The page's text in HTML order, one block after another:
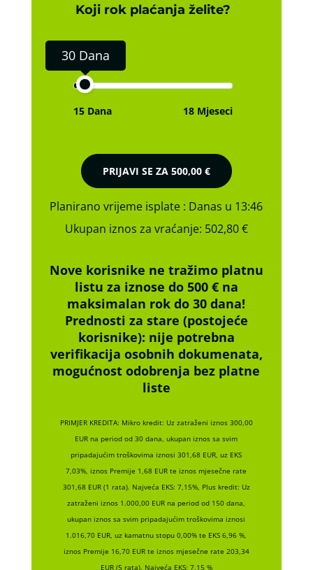
Koji rok plaćanja želite?
30 Dana
15 Dana 18 Mjeseci
PRIJAVI SE ZA 500,00 €
Planirano vrijeme isplate : Danas u 13:46
Ukupan iznos za vraćanje: 502,80 €
Nove korisnike ne tražimo platnu
listu za iznose do 500 € na
maksimalan rok do 30 dana!
Prednosti za stare (postojeće
korisnike): nije potrebna
verifikacija osobnih dokumenata,
mogućnost odobrenja bez platne
liste
PRIMJER KREDITA: Mikro kredit: Uz zatraženi iznos 300,00
EUR na period od 30 dana, ukupan iznos sa svim
pripadajućim troškovima iznosi 301,68 EUR, uz EKS
7,03%, iznos Premije 1,68 EUR te iznos mjesečne rate
301,68 EUR (1 rata). Najveća EKS: 7,15%, Plus kredit: Uz
zatraženi iznos 1.000,00 EUR na period od 150 dana,
ukupan iznos sa svim pripadajućim troškovima iznosi
1.016,70 EUR, uz kamatnu stopu 0,00% te EKS 6,96 %,
iznos Premije 16,70 EUR te iznos mjesečne rate 203,34
EUR (5 rata). Najveća EKS: 7,15 %